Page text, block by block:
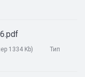
1334 Kb)
Тип